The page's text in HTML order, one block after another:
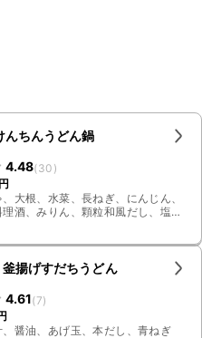
んちんうどん鍋
4.48(30 )
円
大根、水菜、長ねぎ、にんじん、
酒、みりん、顆粒和風だし、塩、
揚げすだちうどん
4.61(7)
醤油、あげ玉、本だし、青ねぎ